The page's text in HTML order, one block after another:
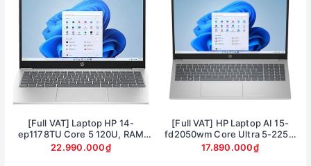
[Full VAT] Laptop HP 14-
ep1178TU Core 5 120U, RAM
16GB, SSD 1TB, 14 inch FHD,
Windows 11
22.990.000₫
[Full VAT] HP Laptop AI 15-
fd2050wm Core Ultra 5-225U
Ram 8GB SSD 512GB Màn hình
15.6inch FullHD Touch
17.890.000₫